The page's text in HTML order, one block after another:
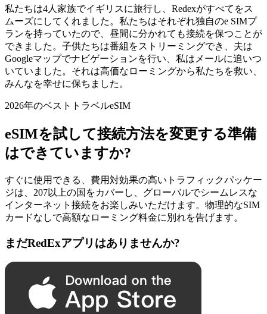
私たちは4人家族でイギリスに旅行し、Redexがすべてをス
ムーズにしてくれました。私たちはそれぞれ独自のe SIMプ
ランを持っていたので、昼間に分かれても接続を保つことが
できました。子供たちは番組をストリーミングでき、夫は
Googleマップでナビゲーションを行い、私はメールに追いつ
いていました。それは高価なローミングから私たちを救い、
みんなを幸せに保ちました。
2026年のベストトラベルeSIM
eSIMを試して接続方法を変更する準備
はできていますか?
すぐに使用できる、費用対効果の高いトラフィックパッケー
ジは、207以上の国をカバーし、グローバルでシームレスな
インターネット接続をお楽しみいただけます。物理的なSIM
カードなしで高額なローミング料金に別れを告げます。
まだRedExアプリはありませんか?